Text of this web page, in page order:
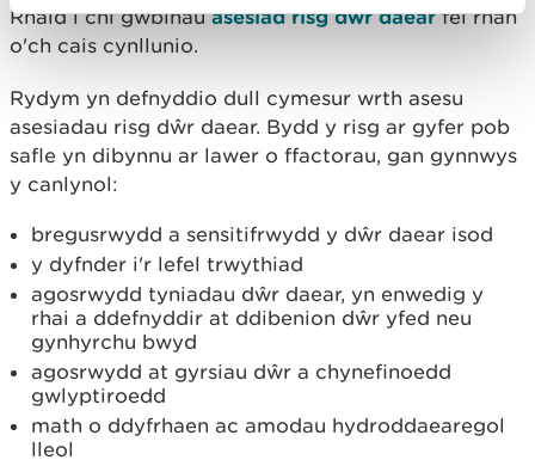
Rhaid i chi gwblhauasesiad risg dŵr daearfel rhan
o'ch cais cynllunio.
Rydym yn defnyddio dull cymesur wrth asesu
asesiadau risg dŵr daear. Bydd y risg ar gyfer pob
safle yn dibynnu ar lawer o ffactorau, gan gynnwys
y canlynol:
bregusrwydd a sensitifrwydd y dŵr daear isod
y dyfnder i'r lefel trwythiad
agosrwydd tyniadau dŵr daear, yn enwedig y
rhai a ddefnyddir at ddibenion dŵr yfed neu
gynhyrchu bwyd
agosrwydd at gyrsiau dŵr a chynefinoedd
gwlyptiroedd
math o ddyfrhaen ac amodau hydroddaearegol
lleol